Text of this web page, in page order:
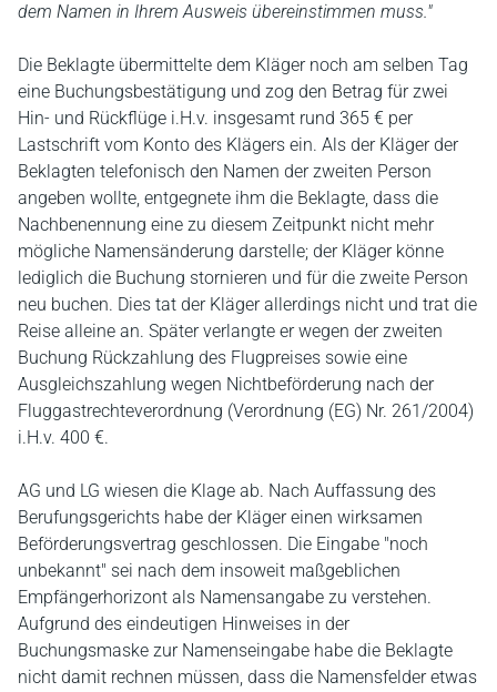
dem Namen in Ihrem Ausweis übereinstimmen muss."
Die Beklagte übermittelte dem Kläger noch am selben Tag
eine Buchungsbestätigung und zog den Betrag für zwei
Hin- und Rückflüge i.H.v. insgesamt rund 365 € per
Lastschrift vom Konto des Klägers ein. Als der Kläger der
Beklagten telefonisch den Namen der zweiten Person
angeben wollte, entgegnete ihm die Beklagte, dass die
Nachbenennung eine zu diesem Zeitpunkt nicht mehr
mögliche Namensänderung darstelle; der Kläger könne
lediglich die Buchung stornieren und für die zweite Person
neu buchen. Dies tat der Kläger allerdings nicht und trat die
Reise alleine an. Später verlangte er wegen der zweiten
Buchung Rückzahlung des Flugpreises sowie eine
Ausgleichszahlung wegen Nichtbeförderung nach der
Fluggastrechteverordnung (Verordnung (EG) Nr. 261/2004)
i.H.v. 400 €.
AG und LG wiesen die Klage ab. Nach Auffassung des
Berufungsgerichts habe der Kläger einen wirksamen
Beförderungsvertrag geschlossen. Die Eingabe "noch
unbekannt" sei nach dem insoweit maßgeblichen
Empfängerhorizont als Namensangabe zu verstehen.
Aufgrund des eindeutigen Hinweises in der
Buchungsmaske zur Namenseingabe habe die Beklagte
nicht damit rechnen müssen, dass die Namensfelder etwas